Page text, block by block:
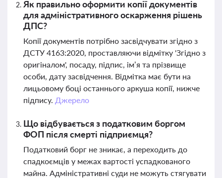
Як правильно оформити копії документів
для адміністративного оскарження рішень
ДПС?
Копії документів потрібно засвідчувати згідно з
ДСТУ 4163:2020, проставляючи відмітку 'Згідно з
оригіналом', посаду, підпис, ім’я та прізвище
особи, дату засвідчення. Відмітка має бути на
лицьовому боці останнього аркуша копії, нижче
підпису. Джерело
Що відбувається з податковим боргом
ФОП після смерті підприємця?
Податковий борг не зникає, а переходить до
спадкоємців у межах вартості успадкованого
майна. Адміністративні суди не можуть стягувати